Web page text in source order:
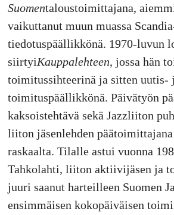
Suomentaloustoimittajana,
vaikuttanut muun muassa
tiedotuspäällikkönä. 1970-luvun
siirtyiKauppalehteen, jossa hän
toimitussihteerinä ja sitten uutis-
toimituspäällikkönä. Päivätyön
kaksoistehtävä sekä Jazzliiton
liiton jäsenlehden
raskaalta. Tilalle astui vuonna
Tahkolahti, liiton aktiivijäsen ja
juuri saanut harteilleen Suomen
ensimmäisen kokopäiväisen